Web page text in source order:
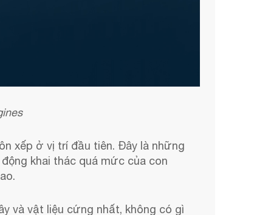
xếp ở vị trí đầu tiên. Đây là những
khai thác quá mức của con
và vật liệu cứng nhất, không có gì